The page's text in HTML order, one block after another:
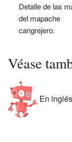
Detalle de las
del mapache
cangrejero.
Véase
En